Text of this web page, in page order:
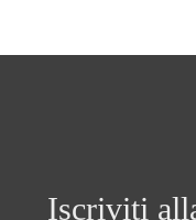
Iscriviti